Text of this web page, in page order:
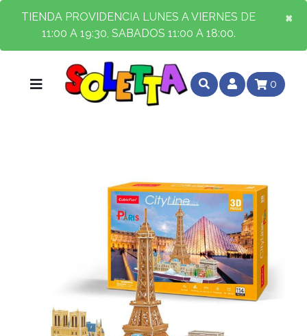
TIENDA PROVIDENCIA LUNES A VIERNES DE
11:00 A 19:30, SABADOS 11:00 A 18:00.
×
×
0